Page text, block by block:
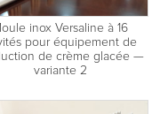
inox Versaline à 16
pour équipement de
de crème glacée —
variante 2